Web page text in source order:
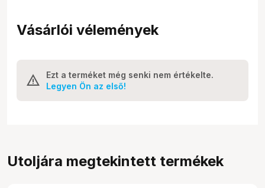
Vásárlói vélemények
Ezt a terméket még senki nem értékelte.
Legyen Ön az első!
Utoljára megtekintett termékek